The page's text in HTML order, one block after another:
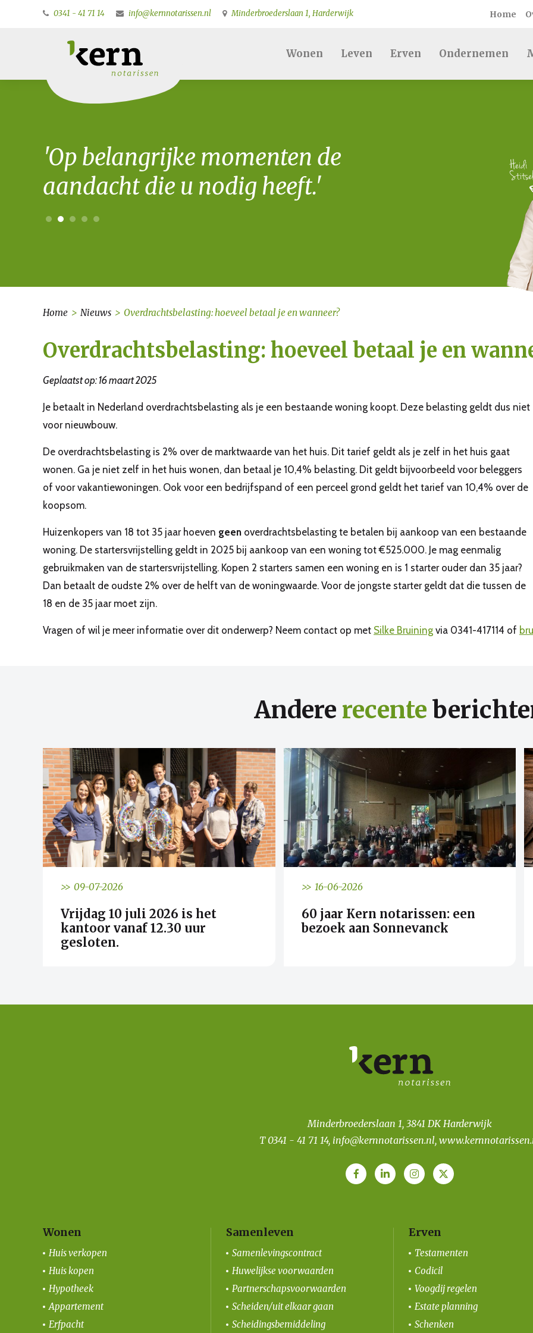
0341 - 41 71 14 info@kernnotarissen.nl Minderbroederslaan 1, Harderwijk Home
Wonen Leven Erven Ondernemen
'Op belangrijke momenten de
aandacht die u nodig heeft.'
Home > Nieuws > Overdrachtsbelasting: hoeveel betaal je en wanneer?
Overdrachtsbelasting: hoeveel betaal je en
Geplaatst op: 16 maart 2025
Je betaalt in Nederland overdrachtsbelasting als je een bestaande woning koopt. Deze belasting geldt dus niet
voor nieuwbouw.
De overdrachtsbelasting is 2% over de marktwaarde van het huis. Dit tarief geldt als je zelf in het huis gaat
wonen. Ga je niet zelf in het huis wonen, dan betaal je 10,4% belasting. Dit geldt bijvoorbeeld voor beleggers
of voor vakantiewoningen. Ook voor een bedrijfspand of een perceel grond geldt het tarief van 10,4% over de
koopsom.
Huizenkopers van 18 tot 35 jaar hoeven geen overdrachtsbelasting te betalen bij aankoop van een bestaande
woning. De startersvrijstelling geldt in 2025 bij aankoop van een woning tot €525.000. Je mag eenmalig
gebruikmaken van de startersvrijstelling. Kopen 2 starters samen een woning en is 1 starter ouder dan 35 jaar?
Dan betaalt de oudste 2% over de helft van de woningwaarde. Voor de jongste starter geldt dat die tussen de
18 en de 35 jaar moet zijn.
Vragen of wil je meer informatie over dit onderwerp? Neem contact op met Silke Bruining via 0341-417114 of
Andere recente
>> 09-07-2026
Vrijdag 10 juli 2026 is het
kantoor vanaf 12.30 uur
gesloten.
>> 16-06-2026
60 jaar Kern notarissen: een
bezoek aan Sonnevanck
Minderbroederslaan 1, 3841 DK Harderwijk
T 0341 - 41 71 14, info@kernnotarissen.nl,
Wonen
Huis verkopen
Huis kopen
Hypotheek
Appartement
Erfpacht
Samenleven
Samenlevingscontract
Huwelijkse voorwaarden
Partnerschapsvoorwaarden
Scheiden/uit elkaar gaan
Scheidingsbemiddeling
Erven
Testamenten
Codicil
Voogdij regelen
Estate planning
Schenken